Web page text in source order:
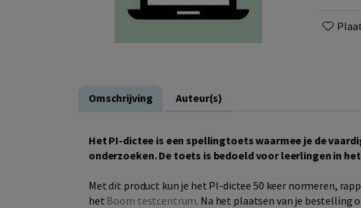
Omschrijving Auteur(s)
Het PI-dictee is een spellingtoets waarmee je de
onderzoeken. De toets is bedoeld voor leerlingen in
Met dit product kun je het PI-dictee 50 keer normeren,
het Boom testcentrum. Na het plaatsen van je bestelling